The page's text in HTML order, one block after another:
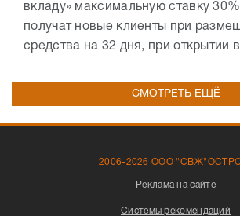
вкладу» максимальную ставку
получат новые клиенты при
средства на 32 дня, при открытии
СМОТРЕТЬ ЕЩЁ
2006-2026 ООО
Реклама на сайте
Системы рекомендаций